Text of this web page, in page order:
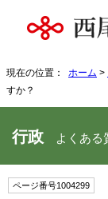
現在の位置： ホーム >
すか？
行政 よくある
ページ番号1004299